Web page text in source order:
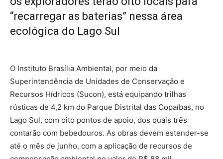
“recarregar as baterias” nessa área
ecológica do Lago Sul
O Instituto Brasília Ambiental, por meio da
Superintendência de Unidades de Conservação e
Recursos Hídricos (Sucon), está equipando trilhas
rústicas de 4,2 km do Parque Distrital das Copaíbas, no
Lago Sul, com oito pontos de apoio, dos quais três
contarão com bebedouros. As obras devem estender-se
até o mês de junho, com a aplicação de recursos de